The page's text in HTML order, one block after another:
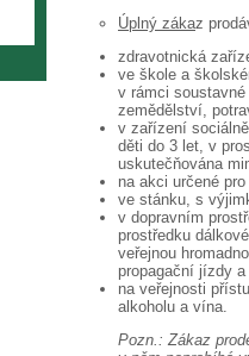
Úplný zákaz
zdravotnická
ve škole a
v rámci
zemědělství,
v zařízení
děti do 3 let, v
uskutečňována
na akci určené
ve stánku, s
v dopravním
prostředku
veřejnou
propagační jízdy
na veřejnosti
alkoholu a vína.
Pozn.: Zákaz